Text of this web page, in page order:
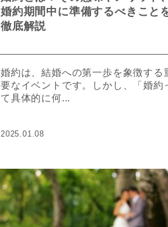
婚約期間中に準備するべきこと
徹底解説
婚約は、結婚への第一歩を象徴する
要なイベントです。しかし、「婚約
て具体的に何...
2025.01.08